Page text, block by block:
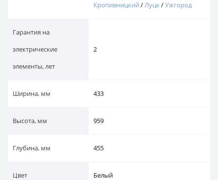
Кропивницкий /Луцк/Ужгород
Гарантия на
электрические
элементы, лет
2
Ширина, мм 433
Высота, мм 959
Глубина, мм 455
Цвет Белый